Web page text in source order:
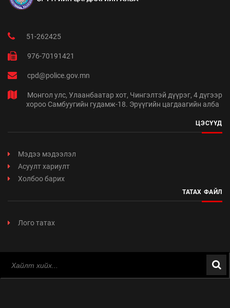
51-262425
976-70191421
cpd@police.gov.mn
Монгол улс, Улаанбаатар хот, Чингэлтэй дүүрэг, 4 дүгээр
хороо Самбуугийн гудамж-18. Эрүүгийн цагдаагийн алба
ЦЭСҮҮД
Мэдээ мэдээлэл
Асуулт хариулт
Холбоо барих
ТАТАХ ФАЙЛ
Лого татах